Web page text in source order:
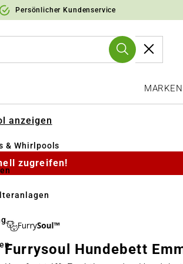
Persönlicher Kundenservice
MARKEN
anzeigen
& Whirlpools
zugreifen!
Furrysoul Hundebett